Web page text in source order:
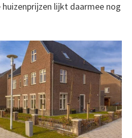
huizenprijzen lijkt daarmee nog